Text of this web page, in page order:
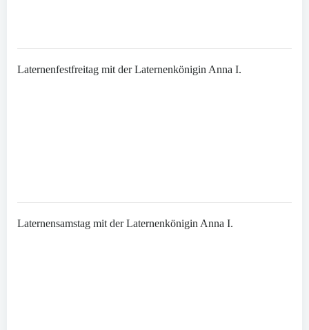
Laternenfestfreitag mit der Laternenkönigin Anna I.
Laternensamstag mit der Laternenkönigin Anna I.